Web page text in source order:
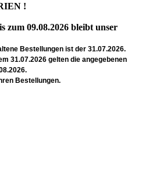
!
zum 09.08.2026 bleibt unser
Bestellungen ist der 31.07.2026.
31.07.2026 gelten die angegebenen
Bestellungen.